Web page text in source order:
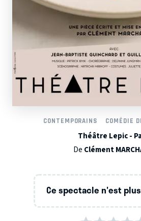
CONTEMPORAINS COMÉDIE
Théâtre Lepic -
De Clément
Ce spectacle n'est